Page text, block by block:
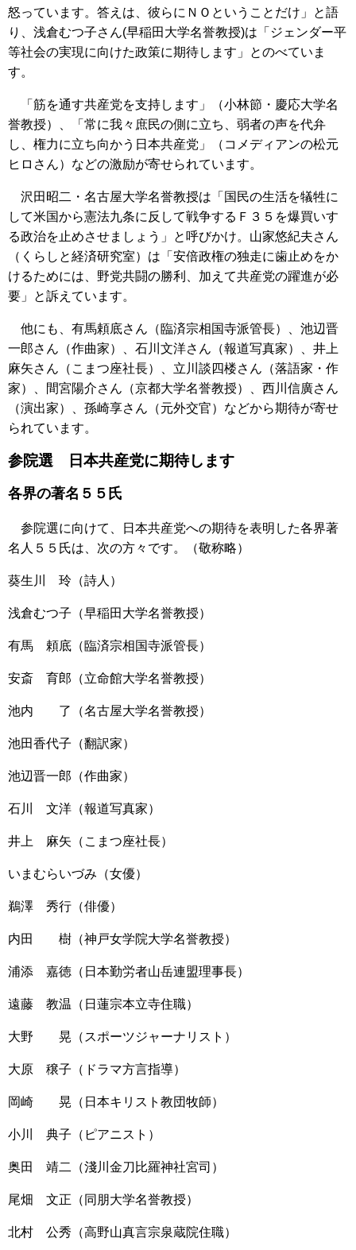
怒っています。答えは、彼らにＮＯということだけ」と語
り、浅倉むつ子さん(早稲田大学名誉教授)は「ジェンダー平
等社会の実現に向けた政策に期待します」とのべていま
す。
「筋を通す共産党を支持します」（小林節・慶応大学名
誉教授）、「常に我々庶民の側に立ち、弱者の声を代弁
し、権力に立ち向かう日本共産党」（コメディアンの松元
ヒロさん）などの激励が寄せられています。
沢田昭二・名古屋大学名誉教授は「国民の生活を犠牲に
して米国から憲法九条に反して戦争するＦ３５を爆買いす
る政治を止めさせましょう」と呼びかけ。山家悠紀夫さん
（くらしと経済研究室）は「安倍政権の独走に歯止めをか
けるためには、野党共闘の勝利、加えて共産党の躍進が必
要」と訴えています。
他にも、有馬頼底さん（臨済宗相国寺派管長）、池辺晋
一郎さん（作曲家）、石川文洋さん（報道写真家）、井上
麻矢さん（こまつ座社長）、立川談四楼さん（落語家・作
家）、間宮陽介さん（京都大学名誉教授）、西川信廣さん
（演出家）、孫崎享さん（元外交官）などから期待が寄せ
られています。
参院選 日本共産党に期待します
各界の著名５５氏
参院選に向けて、日本共産党への期待を表明した各界著
名人５５氏は、次の方々です。（敬称略）
葵生川 玲（詩人）
浅倉むつ子（早稲田大学名誉教授）
有馬 頼底（臨済宗相国寺派管長）
安斎 育郎（立命館大学名誉教授）
池内 了（名古屋大学名誉教授）
池田香代子（翻訳家）
池辺晋一郎（作曲家）
石川 文洋（報道写真家）
井上 麻矢（こまつ座社長）
いまむらいづみ（女優）
鵜澤 秀行（俳優）
内田 樹（神戸女学院大学名誉教授）
浦添 嘉徳（日本勤労者山岳連盟理事長）
遠藤 教温（日蓮宗本立寺住職）
大野 晃（スポーツジャーナリスト）
大原 穣子（ドラマ方言指導）
岡崎 晃（日本キリスト教団牧師）
小川 典子（ピアニスト）
奥田 靖二（淺川金刀比羅神社宮司）
尾畑 文正（同朋大学名誉教授）
北村 公秀（高野山真言宗泉蔵院住職）